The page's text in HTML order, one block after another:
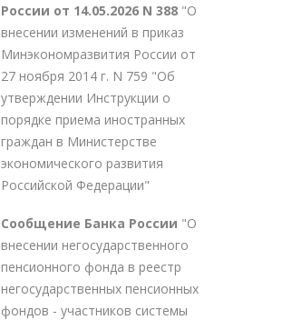
России от 14.05.2026 N 388 "О
внесении изменений в приказ
Минэкономразвития России от
27 ноября 2014 г. N 759 "Об
утверждении Инструкции о
порядке приема иностранных
граждан в Министерстве
экономического развития
Российской Федерации"
Сообщение Банка России "О
внесении негосударственного
пенсионного фонда в реестр
негосударственных пенсионных
фондов - участников системы